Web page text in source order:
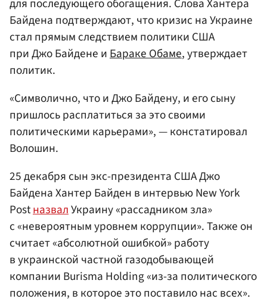
Байдена подтверждают, что кризис на Украине
стал прямым следствием политики США
при Джо Байдене и Бараке Обаме, утверждает
политик.
«Символично, что и Джо Байдену, и его сыну
пришлось расплатиться за это своими
политическими карьерами», — констатировал
Волошин.
25 декабря сын экс-президента США Джо
Байдена Хантер Байден в интервью New York
PostназвалУкраину «рассадником зла»
с «невероятным уровнем коррупции». Также он
считает «абсолютной ошибкой» работу
в украинской частной газодобывающей
компании Burisma Holding «из-за политического
положения, в которое это поставило нас всех».